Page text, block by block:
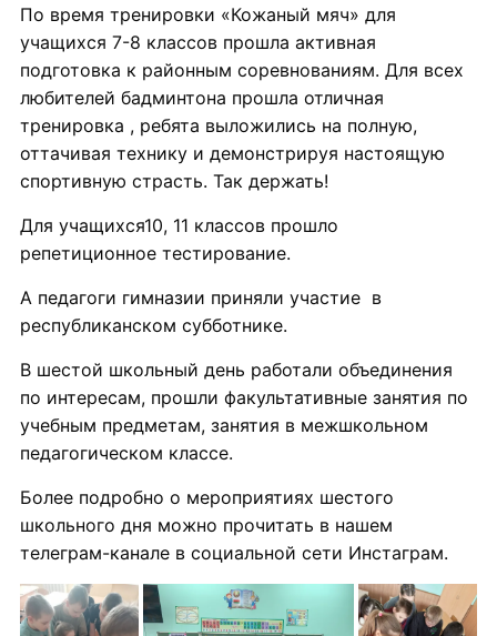
По время тренировки «Кожаный мяч» для
учащихся 7-8 классов прошла активная
подготовка к районным соревнованиям. Для всех
любителей бадминтона прошла отличная
тренировка , ребята выложились на полную,
оттачивая технику и демонстрируя настоящую
спортивную страсть. Так держать!
Для учащихся10, 11 классов прошло
репетиционное тестирование.
А педагоги гимназии приняли участие в
республиканском субботнике.
В шестой школьный день работали объединения
по интересам, прошли факультативные занятия по
учебным предметам, занятия в межшкольном
педагогическом классе.
Более подробно о мероприятиях шестого
школьного дня можно прочитать в нашем
телеграм-канале в социальной сети Инстаграм.